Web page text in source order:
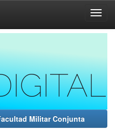
Militar Conjunta